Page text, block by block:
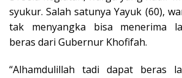
syukur. Salah satunya Yayuk (60),
tak menyangka bisa menerima
beras dari Gubernur Khofifah.
“Alhamdulillah tadi dapat beras